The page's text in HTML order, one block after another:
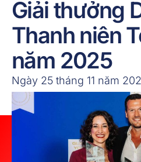
Giải thưởng
Thanh niên
năm 2025
Ngày 25 tháng 11 năm